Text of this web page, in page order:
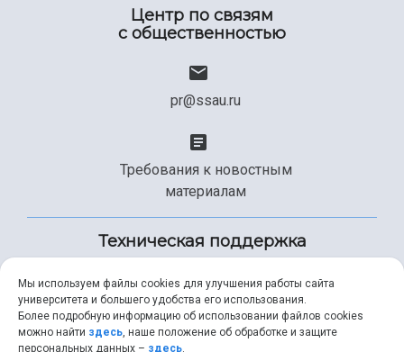
Центр по связям
с общественностью
pr@ssau.ru
Требования к новостным
материалам
Техническая поддержка
+7 (846) 267-49-99
Мы используем файлы cookies для улучшения работы сайта
университета и большего удобства его использования.
Более подробную информацию об использовании файлов cookies
можно найти здесь, наше положение об обработке и защите
персональных данных – здесь.